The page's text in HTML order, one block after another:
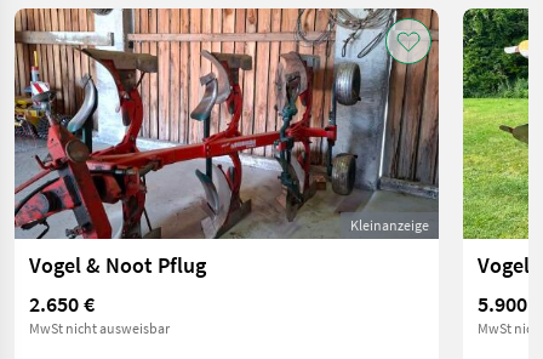
Kleinanzeige
Vogel & Noot Pflug
2.650 €
MwSt nicht ausweisbar
Vogel
5.900 €
MwSt